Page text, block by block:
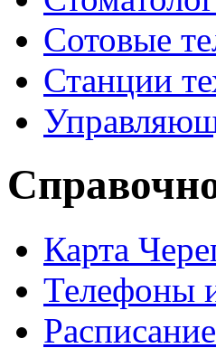
Сотовые
Станции
Карта
Телефоны